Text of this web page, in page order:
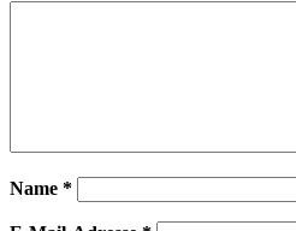
Name *